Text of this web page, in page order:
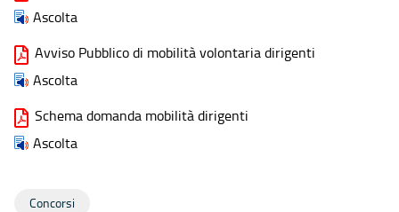
Ascolta
Avviso Pubblico di mobilità volontaria dirigenti
Ascolta
Schema domanda mobilità dirigenti
Ascolta
Concorsi